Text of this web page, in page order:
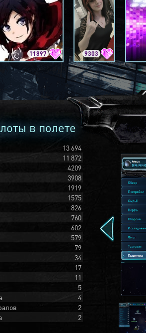
11897 9303
в полете
13 694
11 872
4209
3908
1919
1575
826
760
602
579
79
34
17
11
5
4
2
2